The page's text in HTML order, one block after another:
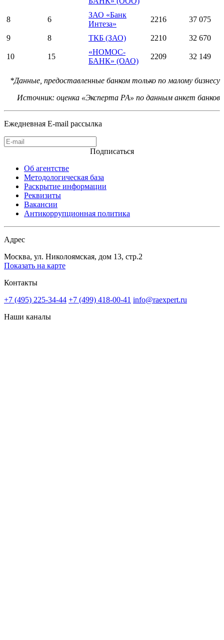
8 6
ЗАО «Банк
Интеза»
2216 37 075
9 8 ТКБ (ЗАО) 2210 32 670
10 15
«НОМОС-
БАНК» (ОАО)
2209 32 149
*Данные, предоставленные банком только по малому бизнесу
Источник: оценка «Эксперта РА» по данным анкет банков
Ежедневная E-mail рассылка
Подписаться
Об агентстве
Методологическая база
Раскрытие информации
Реквизиты
Вакансии
Антикоррупционная политика
Адрес
Москва, ул. Николоямская, дом 13, стр.2
Показать на карте
Контакты
+7 (495) 225-34-44 +7 (499) 418-00-41 info@raexpert.ru
Наши каналы